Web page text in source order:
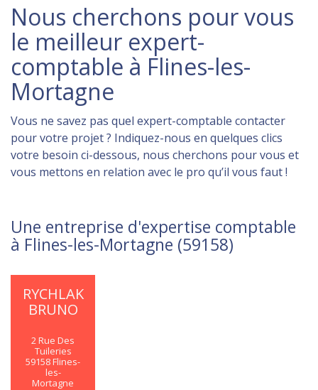
Nous cherchons pour vous
le meilleur expert-
comptable à Flines-les-
Mortagne
Vous ne savez pas quel expert-comptable contacter
pour votre projet ? Indiquez-nous en quelques clics
votre besoin ci-dessous, nous cherchons pour vous et
vous mettons en relation avec le pro qu’il vous faut !
Une entreprise d'expertise comptable
à Flines-les-Mortagne (59158)
RYCHLAK
BRUNO
2 Rue Des
Tuileries
59158 Flines-
les-
Mortagne